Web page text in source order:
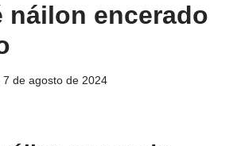
náilon encerado
7 de agosto de 2024